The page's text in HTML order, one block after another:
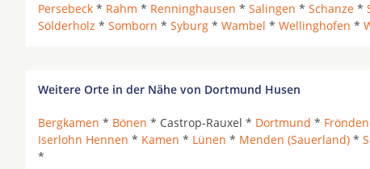
Persebeck * Rahm * Renninghausen * Salingen * Schanze *
Sölderholz * Somborn * Syburg * Wambel * Wellinghofen *
Weitere Orte in der Nähe von Dortmund Husen
Bergkamen * Bönen * Castrop-Rauxel * Dortmund *
Iserlohn Hennen * Kamen * Lünen * Menden (Sauerland) *
*